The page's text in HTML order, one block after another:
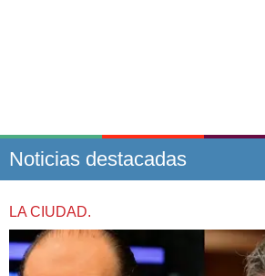
Noticias destacadas
LA CIUDAD.